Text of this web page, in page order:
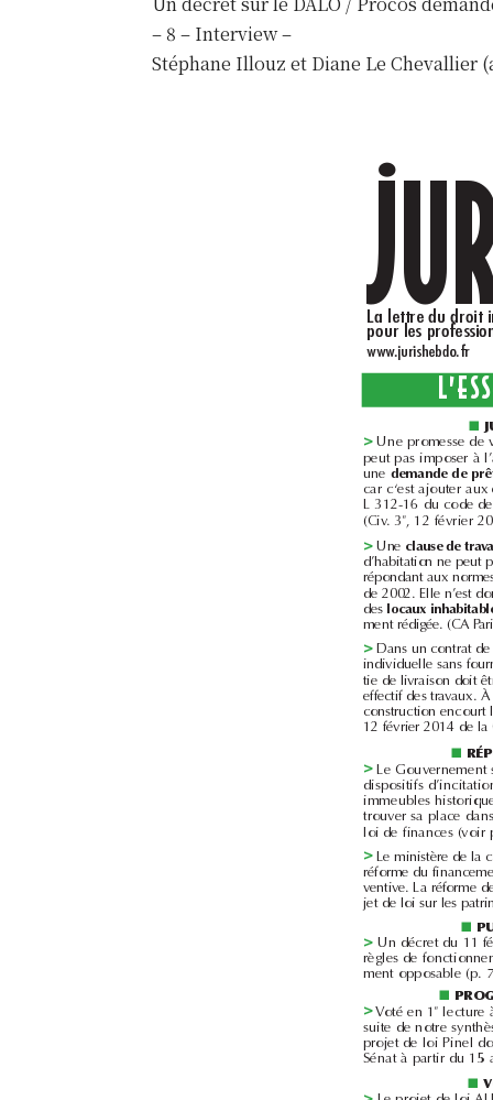
– 8 – Interview –
Stéphane Illouz et Diane Le Chevallier
>
(Civ. 3 e
>
des
>
>
>
>
> Voté en 1 e
www.jurishebdo.fr
..